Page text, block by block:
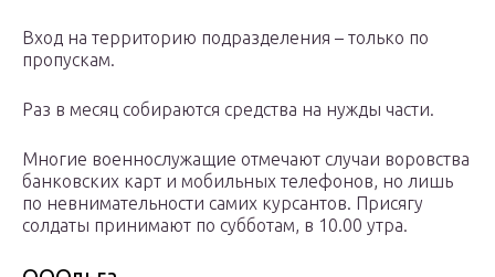
Вход на территорию подразделения – только по
пропускам.
Раз в месяц собираются средства на нужды части.
Многие военнослужащие отмечают случаи воровства
банковских карт и мобильных телефонов, но лишь
по невнимательности самих курсантов. Присягу
солдаты принимают по субботам, в 10.00 утра.